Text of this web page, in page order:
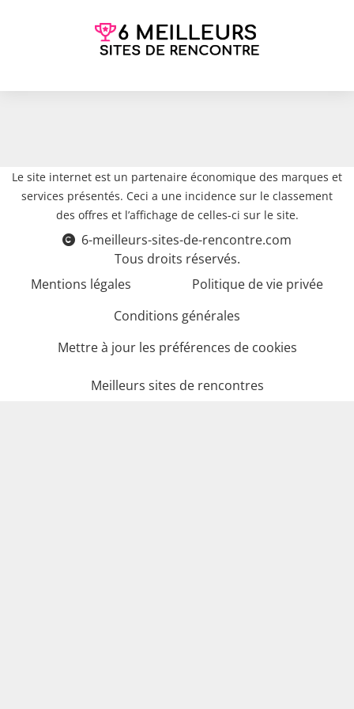
Le site internet est un partenaire économique des marques et
services présentés. Ceci a une incidence sur le classement
des offres et l’affichage de celles-ci sur le site.
6-meilleurs-sites-de-rencontre.com
Tous droits réservés.
Mentions légales
Politique de vie privée
Conditions générales
Mettre à jour les préférences de cookies
Meilleurs sites de rencontres